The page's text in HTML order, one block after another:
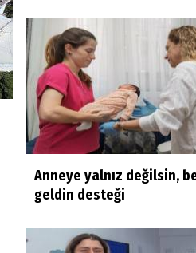
Anneye yalnız değilsin,
geldin desteği